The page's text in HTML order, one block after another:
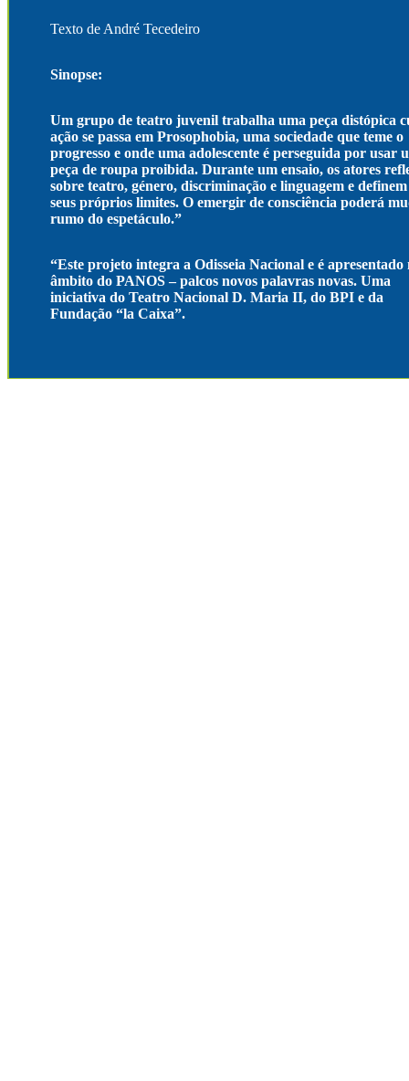
Texto de André Tecedeiro
Sinopse:
Um grupo de teatro juvenil trabalha uma peça distópica
ação se passa em Prosophobia, uma sociedade que teme o
progresso e onde uma adolescente é perseguida por usar
peça de roupa proibida. Durante um ensaio, os atores
sobre teatro, género, discriminação e linguagem e definem
seus próprios limites. O emergir de consciência poderá
rumo do espetáculo.”
“Este projeto integra a Odisseia Nacional e é apresentado
âmbito do PANOS – palcos novos palavras novas. Uma
iniciativa do Teatro Nacional D. Maria II, do BPI e da
Fundação “la Caixa”.